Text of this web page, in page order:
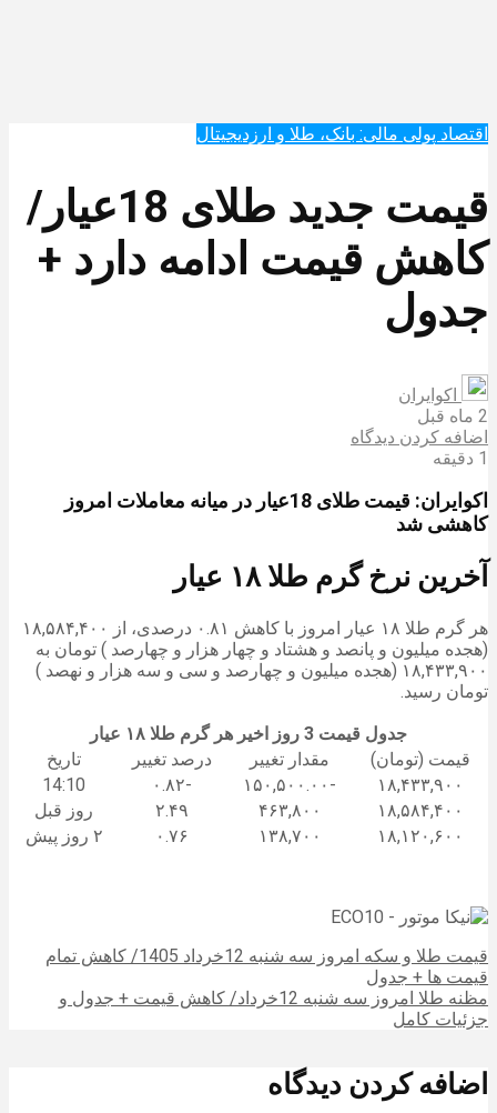
اقتصاد پولی مالی: بانک، طلا و ارزدیجیتال‌
قیمت جدید طلای 18عیار/
کاهش قیمت ادامه دارد +
جدول
اکوایران
2 ماه قبل
اضافه کردن دیدگاه
1 دقیقه
اکوایران: قیمت طلای 18عیار در میانه معاملات امروز
کاهشی شد
آخرین نرخ گرم طلا ۱۸ عیار
هر گرم طلا ۱۸ عیار امروز با کاهش ۰.۸۱ درصدی، از ۱۸,۵۸۴,۴۰۰
(هجده میلیون و پانصد و هشتاد و چهار هزار و چهارصد ) تومان به
۱۸,۴۳۳,۹۰۰ (هجده میلیون و چهارصد و سی و سه هزار و نهصد )
تومان رسید.
جدول قیمت 3 روز اخیر هر گرم طلا ۱۸ عیار
قیمت (تومان)
مقدار تغییر درصد تغییر
تاریخ
۱۸,۴۳۳,۹۰۰
-۱۵۰,۵۰۰.۰۰ -۰.۸۲
14:10
۱۸,۵۸۴,۴۰۰
۴۶۳,۸۰۰ ۲.۴۹
روز قبل
۱۸,۱۲۰,۶۰۰
۱۳۸,۷۰۰ ۰.۷۶ ۲ روز پیش
قیمت طلا و سکه امروز سه شنبه 12خرداد 1405/ کاهش تمام
قیمت ها + جدول
مظنه طلا امروز سه شنبه 12خرداد/ کاهش قیمت + جدول و
جزئیات کامل
اضافه کردن دیدگاه